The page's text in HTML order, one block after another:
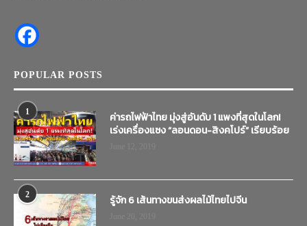
POPULAR POSTS
1
ค่ารถไฟฟ้าไทย มุ่งสู่อันดับ 1 แพงที่สุดในโลก!
เร่งเครื่องแซง “ลอนดอน-สิงคโปร์” เรียบร้อย
2 รู้จัก 6 เส้นทางขนส่งผลไม้ไทยไปจีน